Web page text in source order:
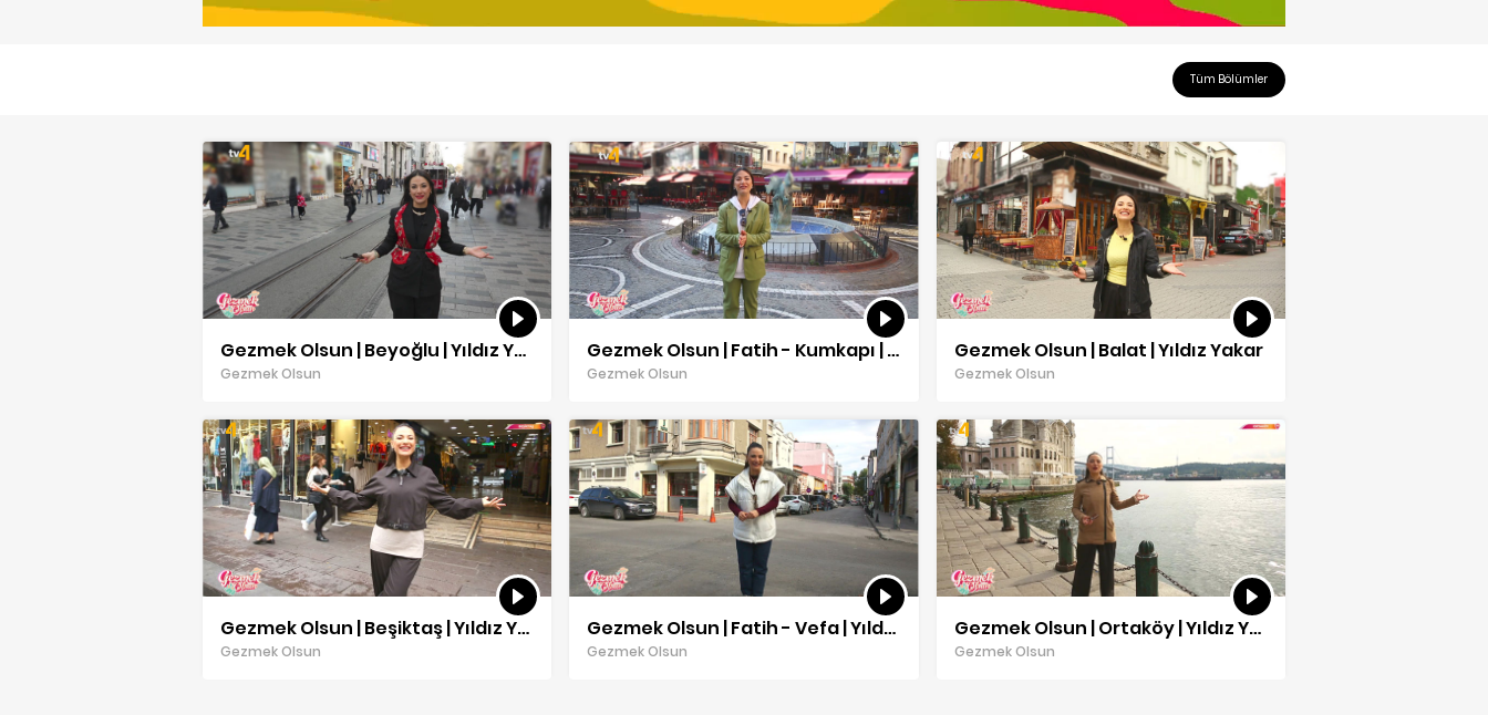
Tüm Bölümler
Gezmek Olsun | Beyoğlu | Yıldız Yakar
Gezmek Olsun
Gezmek Olsun | Fatih - Kumkapı | Yıldız Yakar
Gezmek Olsun
Gezmek Olsun | Balat | Yıldız Yakar
Gezmek Olsun
Gezmek Olsun | Beşiktaş | Yıldız Yakar
Gezmek Olsun
Gezmek Olsun | Fatih - Vefa | Yıldız Yakar
Gezmek Olsun
Gezmek Olsun | Ortaköy | Yıldız Yakar
Gezmek Olsun